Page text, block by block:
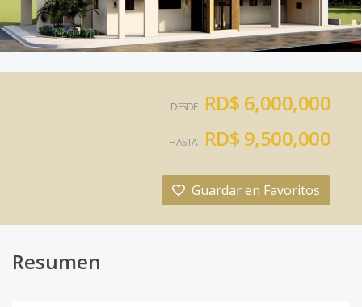
DESDE RD$ 6,000,000
HASTA RD$ 9,500,000
Guardar en Favoritos
Resumen